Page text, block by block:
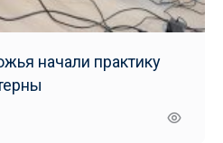
начали практику